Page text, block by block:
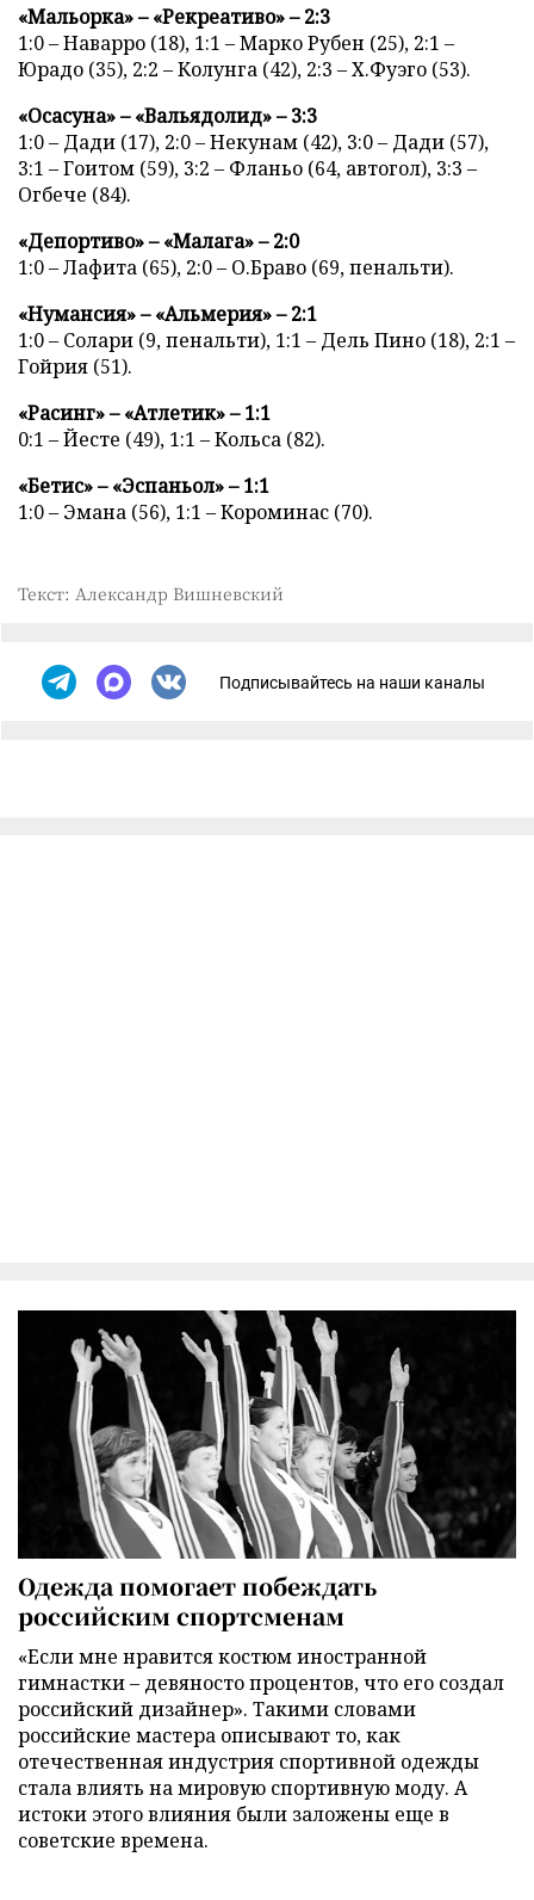
«Мальорка» – «Рекреативо» – 2:3
1:0 – Наварро (18), 1:1 – Марко Рубен (25), 2:1 –
Юрадо (35), 2:2 – Колунга (42), 2:3 – Х.Фуэго (53).
«Осасуна» – «Вальядолид» – 3:3
1:0 – Дади (17), 2:0 – Некунам (42), 3:0 – Дади (57),
3:1 – Гоитом (59), 3:2 – Фланьо (64, автогол), 3:3 –
Огбече (84).
«Депортиво» – «Малага» – 2:0
1:0 – Лафита (65), 2:0 – О.Браво (69, пенальти).
«Нумансия» – «Альмерия» – 2:1
1:0 – Солари (9, пенальти), 1:1 – Дель Пино (18), 2:1 –
Гойрия (51).
«Расинг» – «Атлетик» – 1:1
0:1 – Йесте (49), 1:1 – Кольса (82).
«Бетис» – «Эспаньол» – 1:1
1:0 – Эмана (56), 1:1 – Короминас (70).
Текст: Александр Вишневский
Подписывайтесь на наши каналы
Одежда помогает побеждать
российским спортсменам
«Если мне нравится костюм иностранной
гимнастки – девяносто процентов, что его создал
российский дизайнер». Такими словами
российские мастера описывают то, как
отечественная индустрия спортивной одежды
стала влиять на мировую спортивную моду. А
истоки этого влияния были заложены еще в
советские времена.